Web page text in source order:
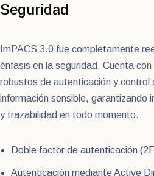
Seguridad
ImPACS 3.0 fue completamente
énfasis en la seguridad. Cuenta
robustos de autenticación y
información sensible, garantizando
y trazabilidad en todo momento.
Doble factor de autenticación
Autenticación mediante Active